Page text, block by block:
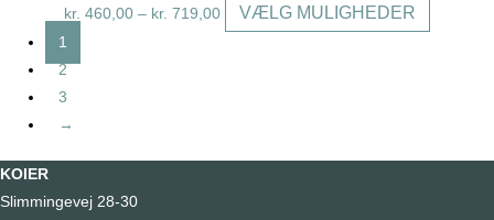
kr. 460,00 – kr. 719,00 VÆLG MULIGHEDER
vare
1
2
3
→
KOIER
Slimmingevej 28-30